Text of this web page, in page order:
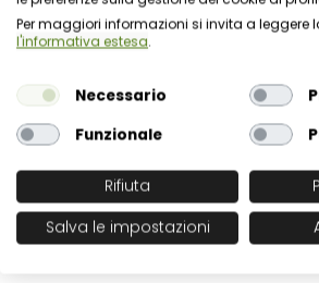
normativa.
gestire canali scritti e orali
conforme alle indicazioni
configurare gestori titolari
tracciare e motivare gli
Per maggiori informazioni si invita a leggere
l'informativa estesa.
Necessario
Funzionale
Rifiuta
Salva le impostazioni